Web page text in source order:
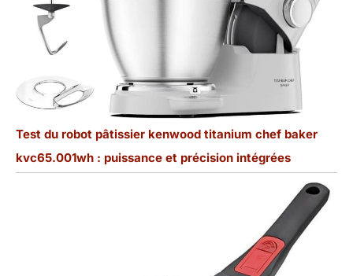
Test du robot pâtissier kenwood titanium chef baker
kvc65.001wh : puissance et précision intégrées